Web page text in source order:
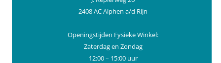
2408 AC Alphen a/d Rijn
Openingstijden Fysieke Winkel:
Zaterdag en Zondag
12:00 – 15:00 uur